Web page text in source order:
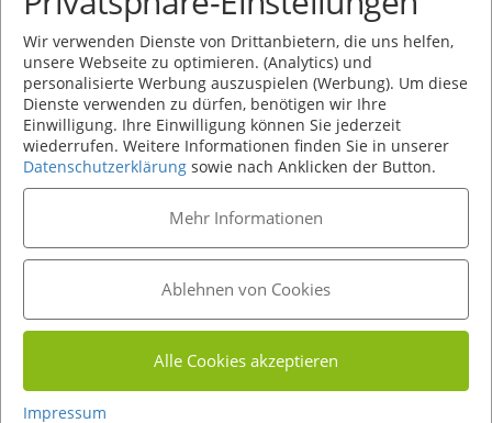
Social Media
Kontakt
Impressum
Sitemap
Wir verwenden Dienste von Drittanbietern, die uns helfen,
unsere Webseite zu optimieren. (Analytics) und
personalisierte Werbung auszuspielen (Werbung). Um diese
Dienste verwenden zu dürfen, benötigen wir Ihre
Einwilligung. Ihre Einwilligung können Sie jederzeit
wiederrufen. Weitere Informationen finden Sie in unserer
Datenschutzerklärung sowie nach Anklicken der Button.
Mehr Informationen
Ablehnen von Cookies
Alle Cookies akzeptieren
Impressum